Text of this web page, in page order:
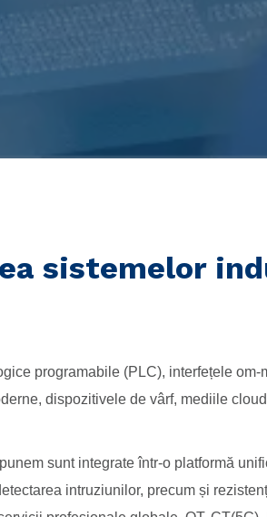
sistemelor
programabile (PLC), interfețele
dispozitivele de vârf, mediile
sunt integrate într-o platformă
intruziunilor, precum și